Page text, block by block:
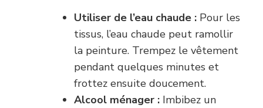
Utiliser de l’eau chaude : Pour les
tissus, l’eau chaude peut ramollir
la peinture. Trempez le vêtement
pendant quelques minutes et
frottez ensuite doucement.
Alcool ménager : Imbibez un